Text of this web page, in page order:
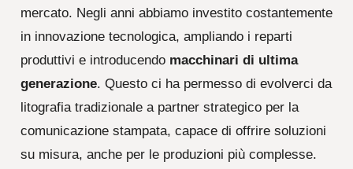
mercato. Negli anni abbiamo investito costantemente
in innovazione tecnologica, ampliando i reparti
produttivi e introducendo macchinari di ultima
generazione. Questo ci ha permesso di evolverci da
litografia tradizionale a partner strategico per la
comunicazione stampata, capace di offrire soluzioni
su misura, anche per le produzioni più complesse.